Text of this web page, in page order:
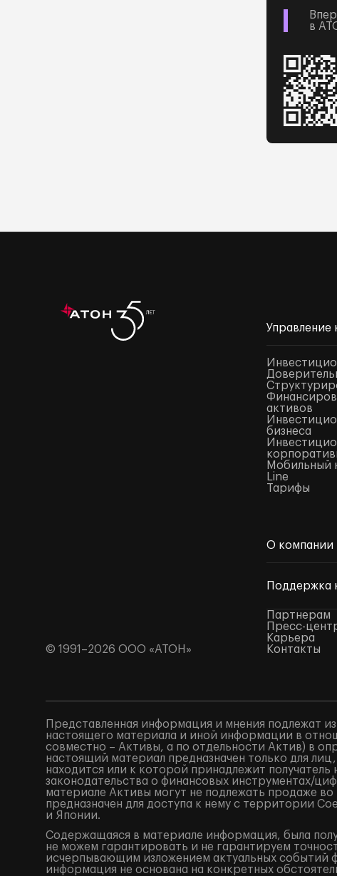
в
© 1991–2026 ООО «АТОН»
Управление
активов
бизнеса
Мобильный
Line
Тарифы
О компании
Поддержка
Партнерам
Пресс-
Карьера
Контакты
Представленная информация и мнения подлежат
настоящего материала и иной информации в
совместно – Активы, а по отдельности Актив) в
настоящий материал предназначен только для
находится или к которой принадлежит
законодательства о финансовых инструментах/
материале Активы могут не подлежать продаже
предназначен для доступа к нему с территории
и Японии.
Содержащаяся в материале информация, была
не можем гарантировать и не гарантируем
исчерпывающим изложением актуальных событий
информация не основана на конкретных